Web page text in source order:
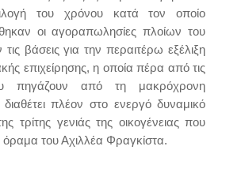
του χρόνου κατά τον οποίο
οι αγοραπωλησίες πλοίων του
βάσεις για την περαιτέρω εξέλιξη
επιχείρησης, η οποία πέρα από τις
πηγάζουν από τη μακρόχρονη
πλέον στο ενεργό δυναμικό
τρίτης γενιάς της οικογένειας που
του Αχιλλέα Φραγκίστα.